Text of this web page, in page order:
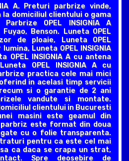
A. Preturi parbrize vinde,
la domiciliul clientului o gama
OPEL INSIGNIA A
Benson. Luneta OPEL
de ploaie, Luneta OPEL
lumina, Luneta OPEL INSIGNIA
OPEL INSIGNIA A cu antena
OPEL INSIGNIA A cu
practica cele mai mici
in acelasi timp servicii
si o garantie de 2 ani
vandute si montate.
clientului in Bucuresti
masini este geamul din
este format din doua
cu o folie transparenta.
pentru ca este cel mai
ca daca se crapa un strat,
Spre deosebire de